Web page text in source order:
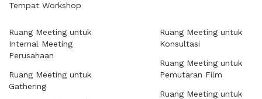
Tempat Workshop
Ruang Meeting untuk
Internal Meeting
Perusahaan
Ruang Meeting untuk
Gathering
Ruang Meeting untuk
Konsultasi
Ruang Meeting untuk
Pemutaran Film
Ruang Meeting untuk